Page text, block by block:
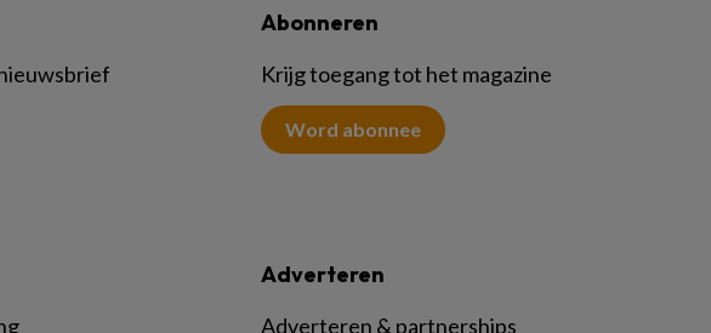
Abonneren
Krijg toegang tot het magazine
Word abonnee
Adverteren
Adverteren & partnerships